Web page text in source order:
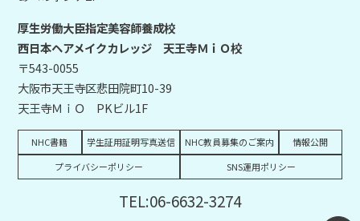
厚生労働大臣指定美容師養成校
西日本ヘアメイクカレッジ 天王寺ＭｉＯ校
〒543-0055
大阪市天王寺区悲田院町10-39
天王寺ＭｉＯ PKビル1F
NHC書籍 学生証用証明写真送信 NHC教員募集のご案内
情報公開
プライバシーポリシー
SNS運用ポリシー
TEL:06-6632-3274